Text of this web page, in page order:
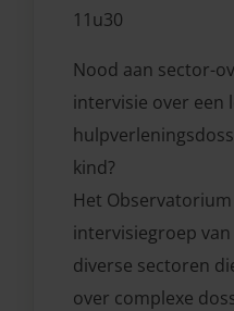
Nood aan sector-
intervisie over een
kind?
Het
intervisiegroep
diverse sectoren
over complexe
11u30